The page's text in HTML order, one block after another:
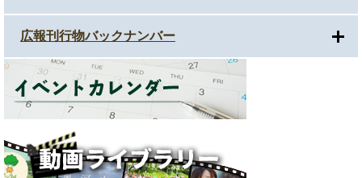
広報刊行物バックナンバー